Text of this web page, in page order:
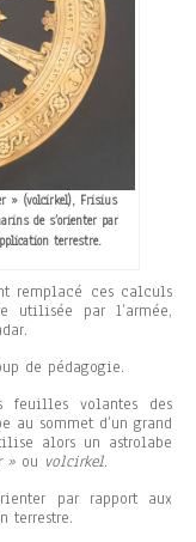
» (volcirkel), Frisius
de s’orienter par
terrestre.
remplacé ces calculs
utilisée par l’armée,
de pédagogie.
feuilles volantes des
sommet d’un grand
alors un astrolabe
» ou volcirkel.
par rapport aux
terrestre.